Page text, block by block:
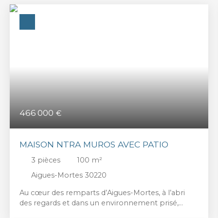
466 000 €
MAISON NTRA MUROS AVEC PATIO
3 pièces 100 m²
Aigues-Mortes 30220
Au cœur des remparts d’Aigues-Mortes, à l’abri
des regards et dans un environnement prisé,